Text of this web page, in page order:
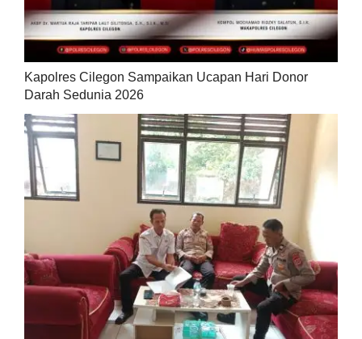
Kapolres Cilegon Sampaikan Ucapan Hari Donor
Darah Sedunia 2026